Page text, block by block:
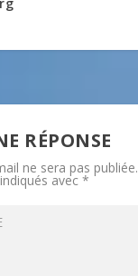
RÉPONSE
ne sera pas publiée.
avec*